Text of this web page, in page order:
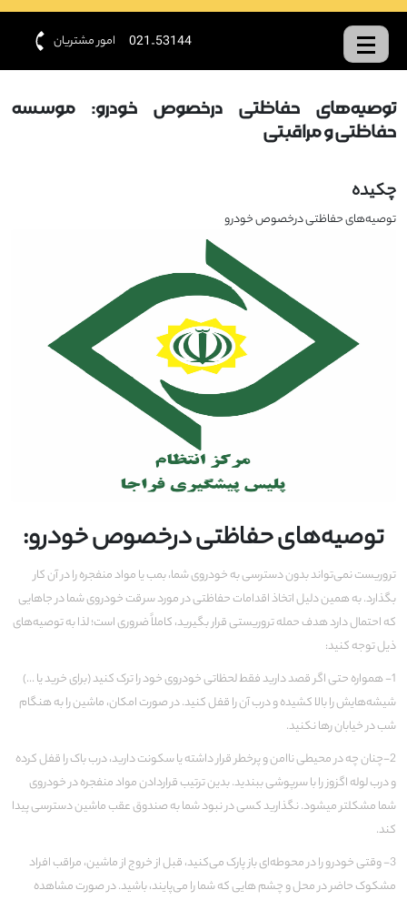
021-53144 امور مشتریان
توصیه‌های حفاظتی درخصوص خودرو: موسسه
حفاظتی و مراقبتی
چکیده
توصیه‌های حفاظتی درخصوص خودرو
توصیه‌های حفاظتی درخصوص خودرو:
تروریست نمی­‌تواند بدون دسترسی به خودروی شما، بمب یا مواد منفجره را در آن کار
بگذارد. به همین دلیل اتخاذ اقدامات حفاظتی در مورد سرقت خودروی شما در جاهایی
که احتمال دارد هدف حمله تروریستی قرار بگیرید، کاملاً ضروری است؛ لذا به توصیه‌های
ذیل توجه کنید:
1- همواره حتی اگر قصد دارید فقط لحظاتی خودروی خود را ترک کنید (برای خرید یا ...)
شیشه‌هایش را بالا کشیده و درب آن را قفل کنید. در صورت امکان، ماشین را به هنگام
شب در خیابان رها نکنید.
2-چنان چه در محیطی ناامن و پرخطر قرار داشته یا سکونت دارید، درب باک را قفل کرده
و درب لوله اگزوز را با سرپوشی ببندید. بدین ترتیب قراردادن مواد منفجره در خودروی
شما مشکل‏تر می­شود. نگذارید کسی در نبود شما به صندوق عقب ماشین دسترسی پیدا
کند.
3- وقتی خودرو را در محوطه­‌ای باز پارک می­‌کنید، قبل از خروج از ماشین، مراقب افراد
مشکوک حاضر در محل و چشم هایی که شما را می‌پایند، باشید. در صورت مشاهده